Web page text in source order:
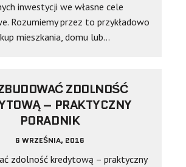
inwestycji we własne cele
Rozumiemy przez to przykładowo
mieszkania, domu lub…
ZDOLNOŚĆ
– PRAKTYCZNY
PORADNIK
6 WRZEŚNIA, 2016
zdolność kredytową – praktyczny